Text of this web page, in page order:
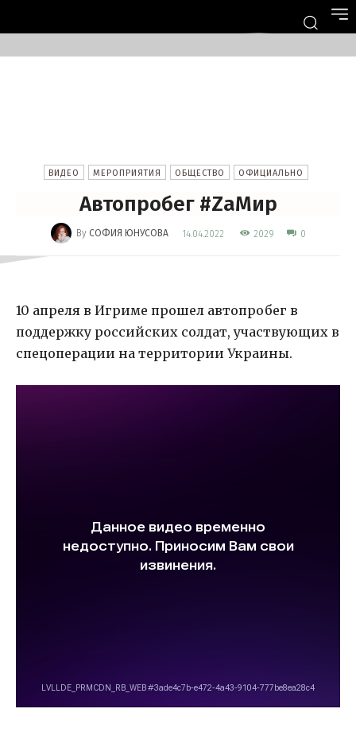
ВИДЕО МЕРОПРИЯТИЯ ОБЩЕСТВО ОФИЦИАЛЬНО
Автопробег #ZаМир
By СОФИЯ ЮНУСОВА 14.04.2022 2029 0
10 апреля в Игриме прошел автопробег в
поддержку российских солдат, участвующих в
спецоперации на территории Украины.